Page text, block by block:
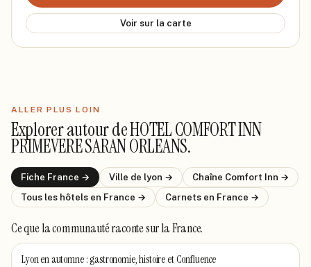
Voir sur la carte
ALLER PLUS LOIN
Explorer autour deHOTEL COMFORT INN
PRIMEVERE SARAN ORLEANS.
Fiche France → Ville de lyon → Chaîne Comfort Inn →
Tous les hôtels en France → Carnets en France →
Ce que la communauté racontesur la France.
Lyon en automne : gastronomie, histoire et Confluence